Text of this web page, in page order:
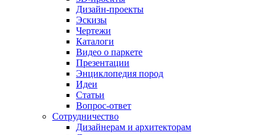
Дизайн-проекты
Эскизы
Чертежи
Каталоги
Видео о паркете
Презентации
Энциклопедия пород
Идеи
Статьи
Вопрос-ответ
Сотрудничество
Дизайнерам и архитекторам